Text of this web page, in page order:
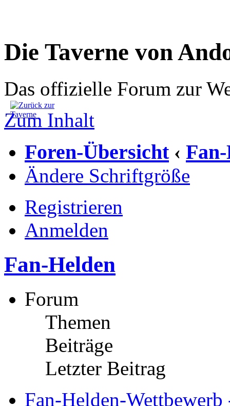
Die Taverne von
Das offizielle Forum zur
Zum Inhalt
Foren-Übersicht ‹
Ändere Schriftgröße
Registrieren
Anmelden
Fan-Helden
Forum
Themen
Beiträge
Letzter Beitrag
Fan-Helden-Wettbewerb